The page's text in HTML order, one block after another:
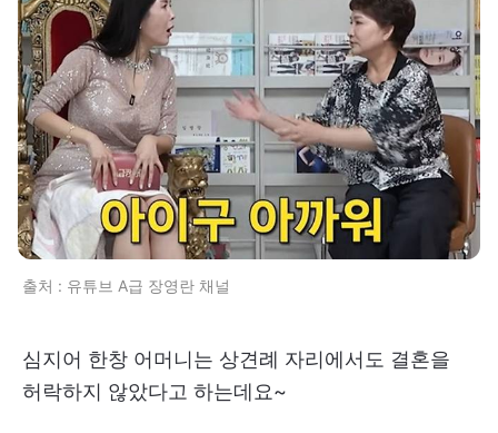
출처 : 유튜브 A급 장영란 채널
심지어 한창 어머니는 상견례 자리에서도 결혼을
허락하지 않았다고 하는데요~